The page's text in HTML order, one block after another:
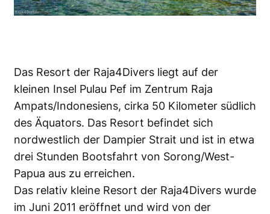
Das Resort der Raja4Divers liegt auf der
kleinen Insel Pulau Pef im Zentrum Raja
Ampats/Indonesiens, cirka 50 Kilometer südlich
des Äquators. Das Resort befindet sich
nordwestlich der Dampier Strait und ist in etwa
drei Stunden Bootsfahrt von Sorong/West-
Papua aus zu erreichen.
Das relativ kleine Resort der Raja4Divers wurde
im Juni 2011 eröffnet und wird von der